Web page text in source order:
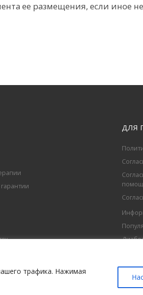
трафика. Нажимая
ее размещения, если иное
ДЛЯ